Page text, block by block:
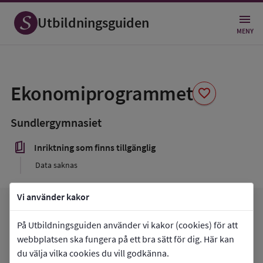
Vi använder kakor
På Utbildningsguiden använder vi kakor (cookies) för att
webbplatsen ska fungera på ett bra sätt för dig. Här kan
du välja vilka cookies du vill godkänna.
Utbildningsguiden MENY
Ekonomiprogrammet favorite
som
favorit
Sundlergymnasiet
book_5 Inriktning som finns tillgänglig
Data saknas
Gå tillSundlergymnasietarrow_forward favorite